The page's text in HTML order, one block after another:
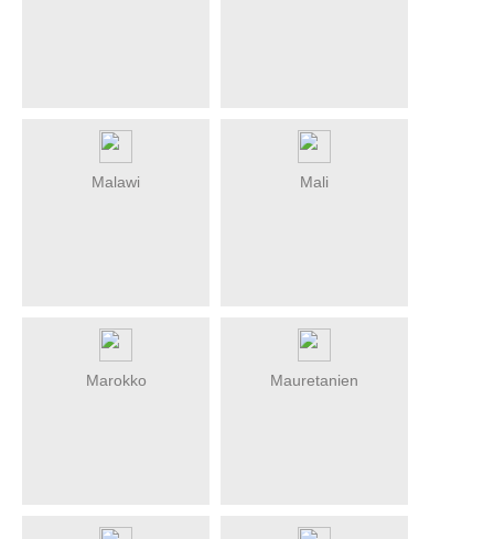
Malawi Mali
Marokko Mauretanien